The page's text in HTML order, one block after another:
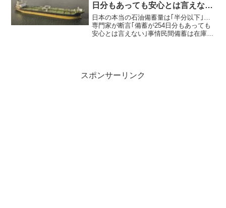
日分もあっても安心とは言えな
い｣事情
日本の本当の石油備蓄量は｢半分以下｣…
専門家が断言｢備蓄が254日分もあっても
安心とは言えない｣事情民間備蓄は在庫で
スポンサーリンク